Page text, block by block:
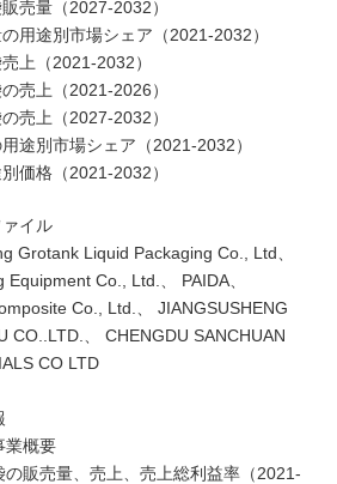
売量（2027-2032）
用途別市場シェア（2021-2032）
上（2021-2032）
売上（2021-2026）
売上（2027-2032）
途別市場シェア（2021-2032）
価格（2021-2032）
イル
Grotank Liquid Packaging Co., Ltd、
Co., Ltd.、 PAIDA、
Co., Ltd.、 JIANGSUSHENG
CO..LTD.、 CHENGDU SANCHUAN
CO LTD
業概要
販売量、売上、売上総利益率（2021-